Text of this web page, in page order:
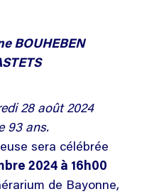
BOUHEBEN
28 août 2024
93 ans.
sera célébrée
2024 à 16h00
de Bayonne,